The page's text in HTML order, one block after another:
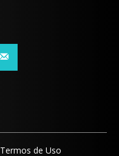
Termos de Uso